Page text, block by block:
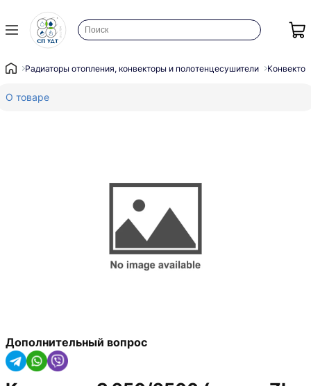
Радиаторы отопления, конвекторы и полотенцесушители
О товаре
Дополнительный вопрос